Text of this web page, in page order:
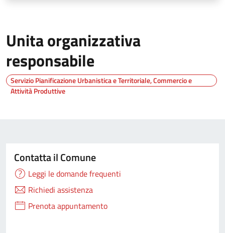
Unita organizzativa
responsabile
Servizio Pianificazione Urbanistica e Territoriale, Commercio e
Attività Produttive
Contatta il Comune
Leggi le domande frequenti
Richiedi assistenza
Prenota appuntamento